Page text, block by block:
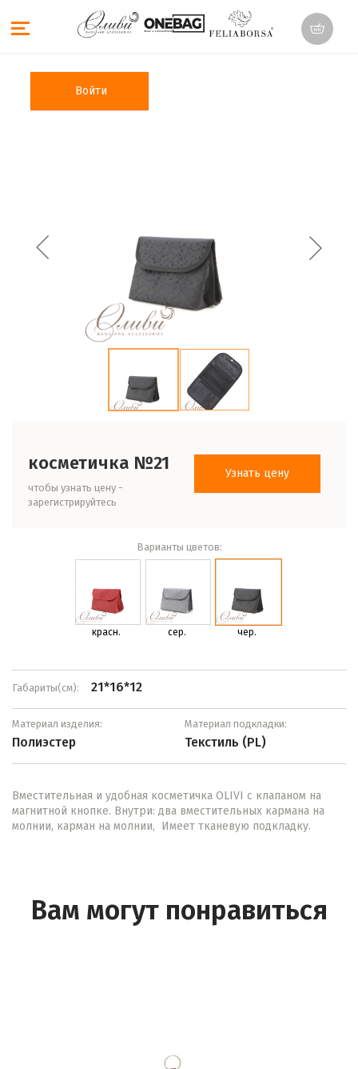
Войти
косметичка №21
чтобы узнать цену -
зарегистрируйтесь
Узнать цену
Варианты цветов:
красн. сер. чер.
Габариты(см): 21*16*12
Материал изделия:
Полиэстер
Материал подкладки:
Текстиль (PL)
Вместительная и удобная косметичка OLIVI с клапаном на
магнитной кнопке. Внутри: два вместительных кармана на
молнии, карман на молнии, Имеет тканевую подкладку.
Вам могут понравиться